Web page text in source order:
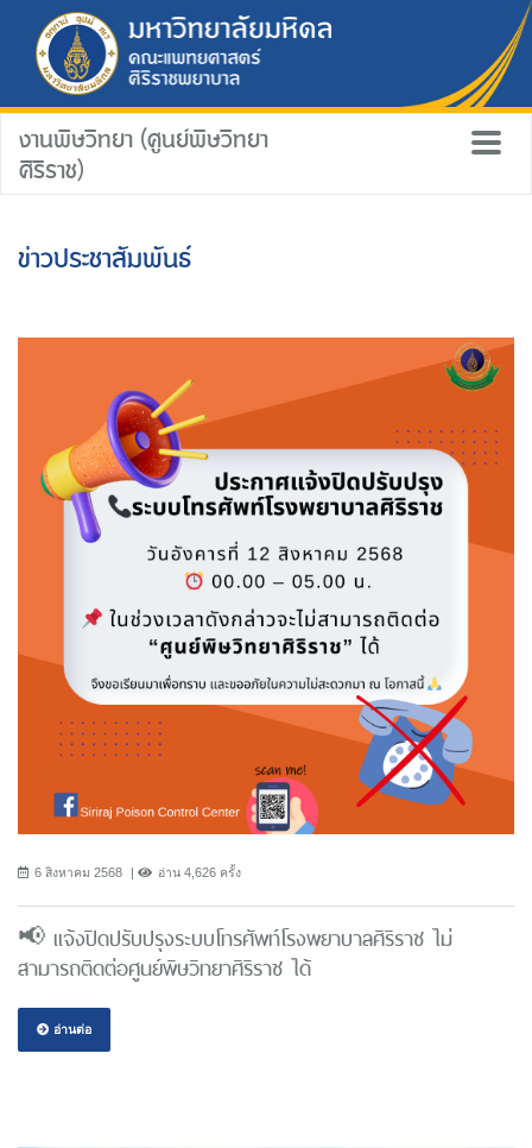
งานพิษวิทยา (ศูนย์พิษวิทยา
ศิริราช)
ข่าวประชาสัมพันธ์
6 สิงหาคม 2568 อ่าน 4,626 ครั้ง
📢 แจ้งปิดปรับปรุงระบบโทรศัพท์โรงพยาบาลศิริราช ไม่
สามารถติดต่อศูนย์พิษวิทยาศิริราช ได้
อ่านต่อ